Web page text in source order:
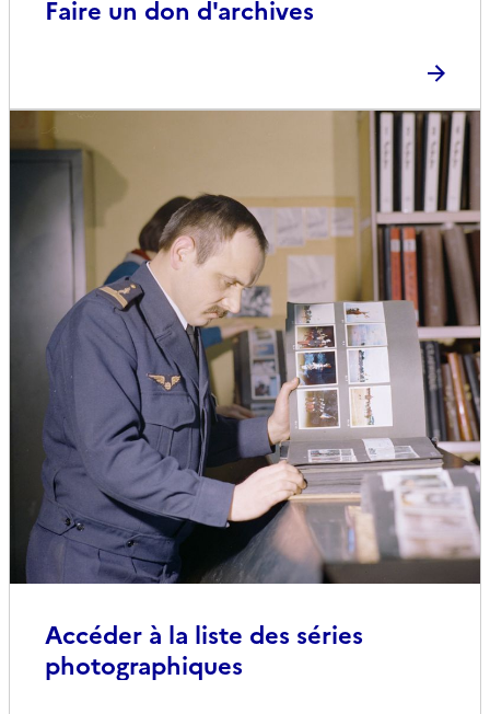
Faire un don d'archives
Accéder à la liste des séries
photographiques